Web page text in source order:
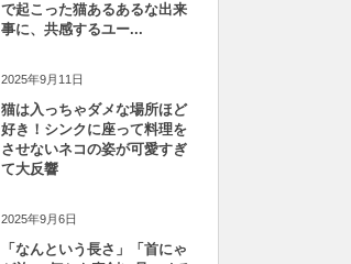
で起こった猫あるあるな出来
事に、共感するユー...
2025年9月11日
猫は入っちゃダメな場所ほど
好き！シンクに座って料理を
させないネコの姿が可愛すぎ
て大反響
2025年9月6日
「なんという長さ」「首にゃ